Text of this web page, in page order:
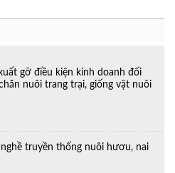
gỡ điều kiện kinh doanh đối
nuôi trang trại, giống vật nuôi
truyền thống nuôi hươu, nai